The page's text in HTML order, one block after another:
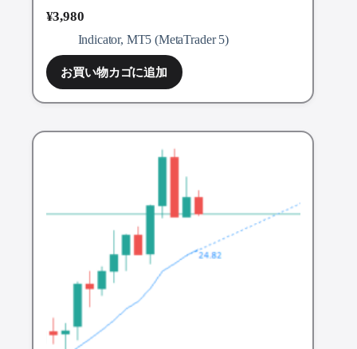
¥3,980
Indicator, MT5 (MetaTrader 5)
お買い物カゴに追加